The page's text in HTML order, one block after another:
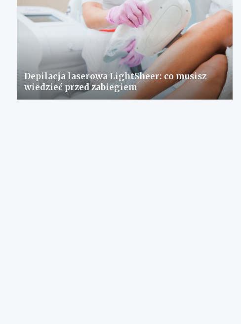
Depilacja laserowa LightSheer: co musisz
wiedzieć przed zabiegiem